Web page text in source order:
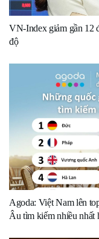
VN-Index giảm gần 12
độ
Agoda: Việt Nam lên
Âu tìm kiếm nhiều nhất